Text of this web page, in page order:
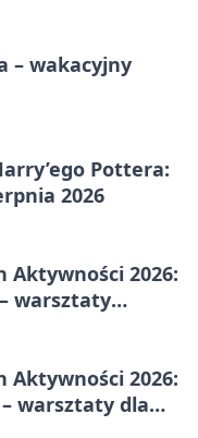
– wakacyjny
Pottera:
2026
Aktywności 2026:
warsztaty
Aktywności 2026:
warsztaty dla